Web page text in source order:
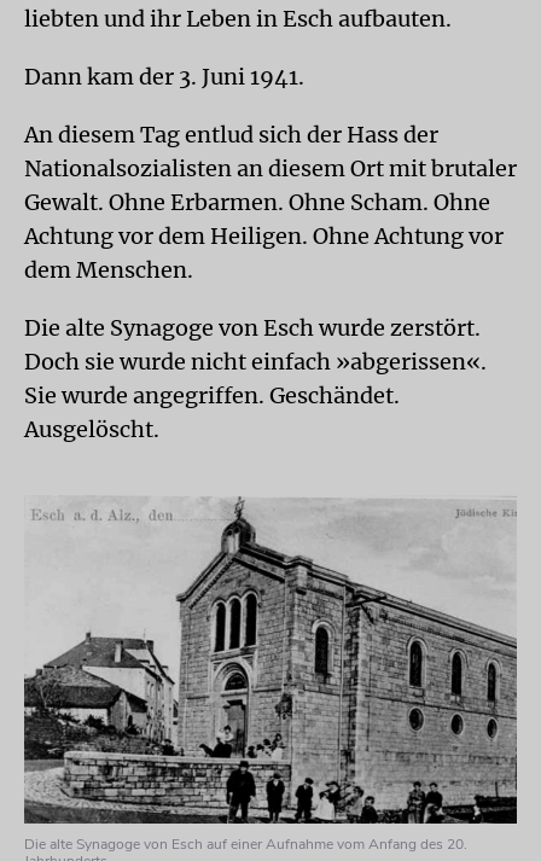
liebten und ihr Leben in Esch aufbauten.
Dann kam der 3. Juni 1941.
An diesem Tag entlud sich der Hass der
Nationalsozialisten an diesem Ort mit brutaler
Gewalt. Ohne Erbarmen. Ohne Scham. Ohne
Achtung vor dem Heiligen. Ohne Achtung vor
dem Menschen.
Die alte Synagoge von Esch wurde zerstört.
Doch sie wurde nicht einfach »abgerissen«.
Sie wurde angegriffen. Geschändet.
Ausgelöscht.
Die alte Synagoge von Esch auf einer Aufnahme vom Anfang des 20.